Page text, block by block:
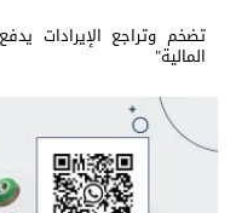
تضخم وتراجع الإيرادات
المالية"